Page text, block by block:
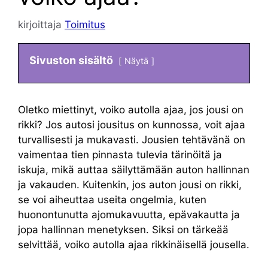
kirjoittaja Toimitus
Sivuston sisältö Näytä
Oletko miettinyt, voiko autolla ajaa, jos jousi on
rikki? Jos autosi jousitus on kunnossa, voit ajaa
turvallisesti ja mukavasti. Jousien tehtävänä on
vaimentaa tien pinnasta tulevia tärinöitä ja
iskuja, mikä auttaa säilyttämään auton hallinnan
ja vakauden. Kuitenkin, jos auton jousi on rikki,
se voi aiheuttaa useita ongelmia, kuten
huonontunutta ajomukavuutta, epävakautta ja
jopa hallinnan menetyksen. Siksi on tärkeää
selvittää, voiko autolla ajaa rikkinäisellä jousella.